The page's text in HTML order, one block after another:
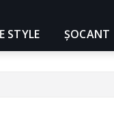
STYLE ȘOCANT